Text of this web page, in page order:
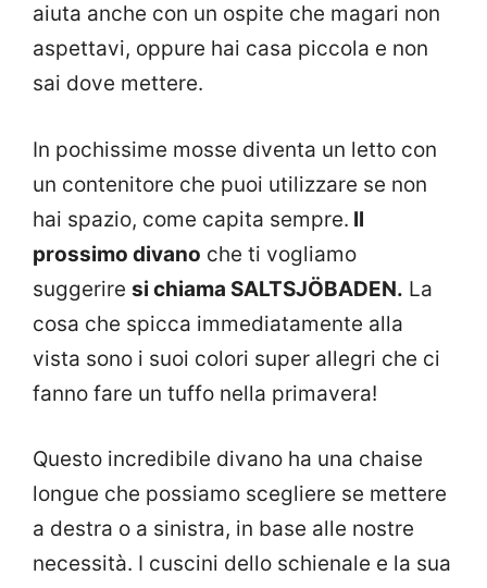
aiuta anche con un ospite che magari non
aspettavi, oppure hai casa piccola e non
sai dove mettere.
In pochissime mosse diventa un letto con
un contenitore che puoi utilizzare se non
hai spazio, come capita sempre. Il
prossimo divano che ti vogliamo
suggerire si chiama SALTSJÖBADEN. La
cosa che spicca immediatamente alla
vista sono i suoi colori super allegri che ci
fanno fare un tuffo nella primavera!
Questo incredibile divano ha una chaise
longue che possiamo scegliere se mettere
a destra o a sinistra, in base alle nostre
necessità. I cuscini dello schienale e la sua